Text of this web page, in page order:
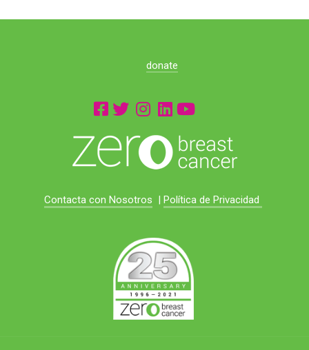
donate
Contacta con Nosotros | Política de Privacidad